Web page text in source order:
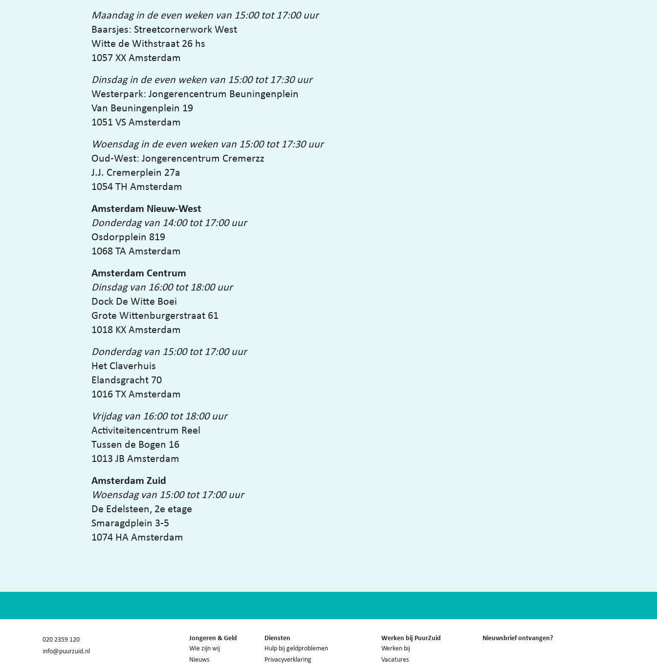
Maandag in de even weken van 15:00 tot 17:00 uur
Baarsjes: Streetcornerwork West
Witte de Withstraat 26 hs
1057 XX Amsterdam
Dinsdag in de even weken van 15:00 tot 17:30 uur
Westerpark: Jongerencentrum Beuningenplein
Van Beuningenplein 19
1051 VS Amsterdam
Woensdag in de even weken van 15:00 tot 17:30 uur
Oud-West: Jongerencentrum Cremerzz
J.J. Cremerplein 27a
1054 TH Amsterdam
Amsterdam Nieuw-West
Donderdag van 14:00 tot 17:00 uur
Osdorpplein 819
1068 TA Amsterdam
Amsterdam Centrum
Dinsdag van 16:00 tot 18:00 uur
Dock De Witte Boei
Grote Wittenburgerstraat 61
1018 KX Amsterdam
Donderdag van 15:00 tot 17:00 uur
Het Claverhuis
Elandsgracht 70
1016 TX Amsterdam
Vrijdag van 16:00 tot 18:00 uur
Activiteitencentrum Reel
Tussen de Bogen 16
1013 JB Amsterdam
Amsterdam Zuid
Woensdag van 15:00 tot 17:00 uur
De Edelsteen, 2e etage
Smaragdplein 3-5
1074 HA Amsterdam
020 2359 120
info@puurzuid.nl
Jongeren & Geld
Wie zijn wij
Nieuws
Diensten
Hulp bij geldproblemen
Privacyverklaring
Werken bij PuurZuid
Werken bij
Vacatures
Nieuwsbrief ontvangen?